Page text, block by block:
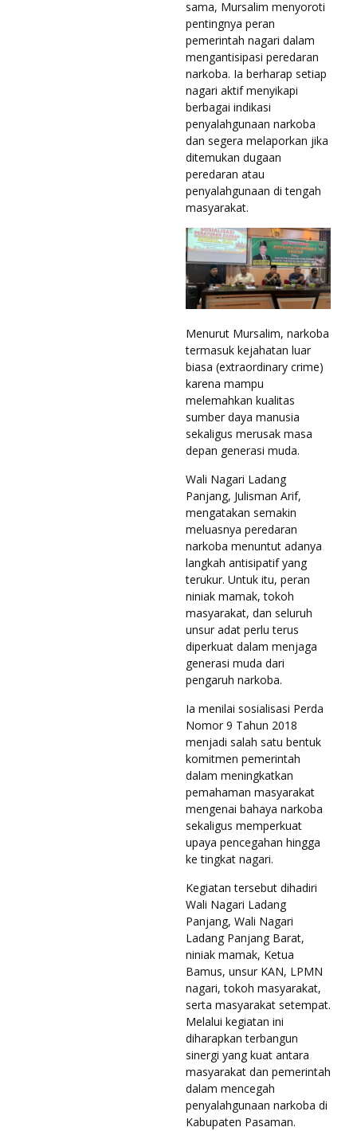
sama, Mursalim menyoroti
pentingnya peran
pemerintah nagari dalam
mengantisipasi peredaran
narkoba. Ia berharap setiap
nagari aktif menyikapi
berbagai indikasi
penyalahgunaan narkoba
dan segera melaporkan jika
ditemukan dugaan
peredaran atau
penyalahgunaan di tengah
masyarakat.
Menurut Mursalim, narkoba
termasuk kejahatan luar
biasa (extraordinary crime)
karena mampu
melemahkan kualitas
sumber daya manusia
sekaligus merusak masa
depan generasi muda.
Wali Nagari Ladang
Panjang, Julisman Arif,
mengatakan semakin
meluasnya peredaran
narkoba menuntut adanya
langkah antisipatif yang
terukur. Untuk itu, peran
niniak mamak, tokoh
masyarakat, dan seluruh
unsur adat perlu terus
diperkuat dalam menjaga
generasi muda dari
pengaruh narkoba.
Ia menilai sosialisasi Perda
Nomor 9 Tahun 2018
menjadi salah satu bentuk
komitmen pemerintah
dalam meningkatkan
pemahaman masyarakat
mengenai bahaya narkoba
sekaligus memperkuat
upaya pencegahan hingga
ke tingkat nagari.
Kegiatan tersebut dihadiri
Wali Nagari Ladang
Panjang, Wali Nagari
Ladang Panjang Barat,
niniak mamak, Ketua
Bamus, unsur KAN, LPMN
nagari, tokoh masyarakat,
serta masyarakat setempat.
Melalui kegiatan ini
diharapkan terbangun
sinergi yang kuat antara
masyarakat dan pemerintah
dalam mencegah
penyalahgunaan narkoba di
Kabupaten Pasaman.